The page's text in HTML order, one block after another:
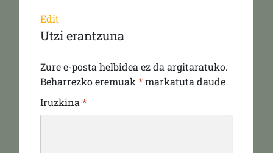
Edit
Utzi erantzuna
Zure e-posta helbidea ez da argitaratuko.
Beharrezko eremuak *markatuta daude
Iruzkina *